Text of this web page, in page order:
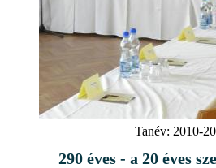
Tanév: 2010-
290 éves - a 20 éves